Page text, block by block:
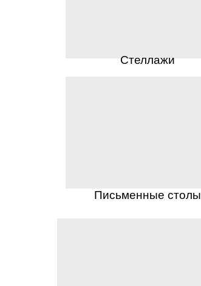
Стеллажи
Письменные столы